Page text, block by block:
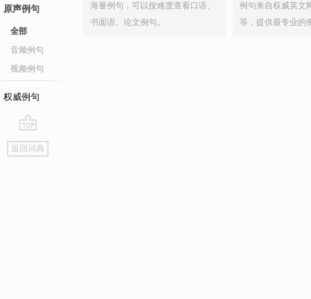
原声例句
全部
音频例句
视频例句
权威例句
go
top
返回词典
海量例句，可以按难度查看口语、
书面语、论文例句。
例句来自权威英文
等，提供最专业的